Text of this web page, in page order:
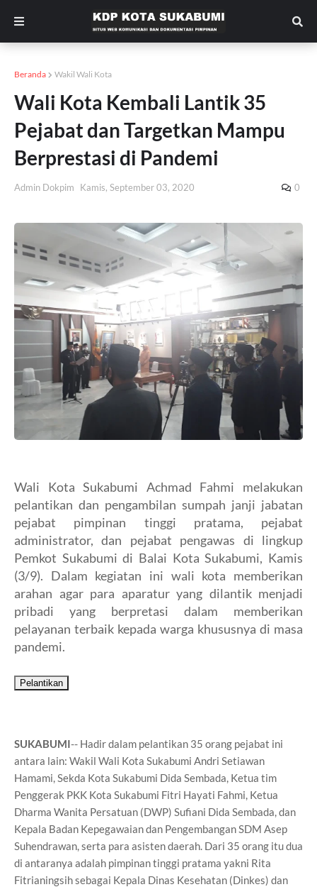
Beranda Wakil Wali Kota
Wali Kota Kembali Lantik 35
Pejabat dan Targetkan Mampu
Berprestasi di Pandemi
Admin Dokpim Kamis, September 03, 2020 0
Wali Kota Sukabumi Achmad Fahmi melakukan
pelantikan dan pengambilan sumpah janji jabatan
pejabat pimpinan tinggi pratama, pejabat
administrator, dan pejabat pengawas di lingkup
Pemkot Sukabumi di Balai Kota Sukabumi, Kamis
(3/9). Dalam kegiatan ini wali kota memberikan
arahan agar para aparatur yang dilantik menjadi
pribadi yang berpretasi dalam memberikan
pelayanan terbaik kepada warga khususnya di masa
pandemi.
Pelantikan
SUKABUMI-- Hadir dalam pelantikan 35 orang pejabat ini
antara lain: Wakil Wali Kota Sukabumi Andri Setiawan
Hamami, Sekda Kota Sukabumi Dida Sembada, Ketua tim
Penggerak PKK Kota Sukabumi Fitri Hayati Fahmi, Ketua
Dharma Wanita Persatuan (DWP) Sufiani Dida Sembada, dan
Kepala Badan Kepegawaian dan Pengembangan SDM Asep
Suhendrawan, serta para asisten daerah. Dari 35 orang itu dua
di antaranya adalah pimpinan tinggi pratama yakni Rita
Fitrianingsih sebagai Kepala Dinas Kesehatan (Dinkes) dan